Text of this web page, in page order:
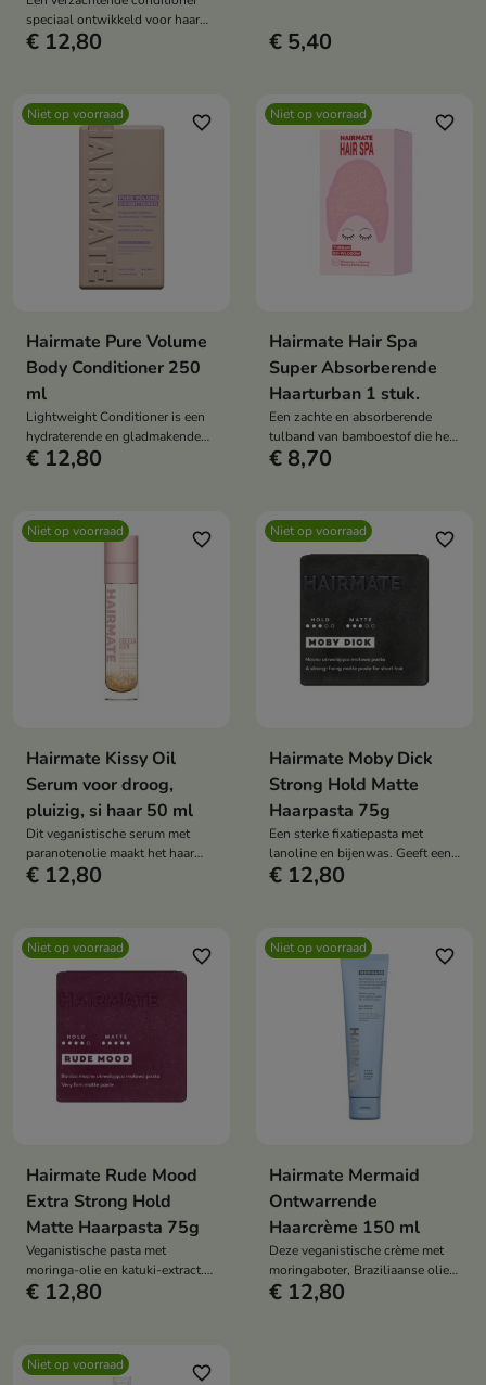
speciaal ontwikkeld voor haar
dat voeding, zachtheid en
€ 12,80 € 5,40
Niet op voorraad favorite_border
Hairmate Pure Volume
Body Conditioner 250
ml
Lightweight Conditioner is een
hydraterende en gladmakende
conditioner die volume, lichtheid
glanzend en vol leven is.
€ 12,80
Niet op voorraad favorite_border
Hairmate Hair Spa
Super Absorberende
Haarturban 1 stuk.
Een zachte en absorberende
tulband van bamboestof die het
drogen van nat haar
maakt.
€ 8,70
Niet op voorraad favorite_border
Hairmate Kissy Oil
Serum voor droog,
pluizig, si haar 50 ml
Dit veganistische serum met
paranotenolie maakt het haar
direct glad, glanzend en voedt
bescherming en maakt het haar
glad, zacht en glanzend.
€ 12,80
Niet op voorraad favorite_border
Hairmate Moby Dick
Strong Hold Matte
Haarpasta 75g
Een sterke fixatiepasta met
lanoline en bijenwas. Geeft een
matte finish, hydratatie en
€ 12,80
Niet op voorraad favorite_border
Hairmate Rude Mood
Extra Strong Hold
Matte Haarpasta 75g
Veganistische pasta met
moringa-olie en katuki-extract.
Extra sterke hold, matte finish en
€ 12,80
Niet op voorraad favorite_border
Hairmate Mermaid
Ontwarrende
Haarcrème 150 ml
Deze veganistische crème met
moringaboter, Braziliaanse olie
en veganistische keratine maakt
€ 12,80
Niet op voorraad favorite_border